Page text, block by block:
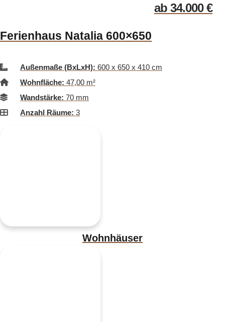
ab 34.000€
Ferienhaus Natalia 600×650
Außenmaße (BxLxH): 600 x 650 x 410 cm
Wohnfläche: 47,00 m²
Wandstärke: 70 mm
Anzahl Räume: 3
Wohnhäuser